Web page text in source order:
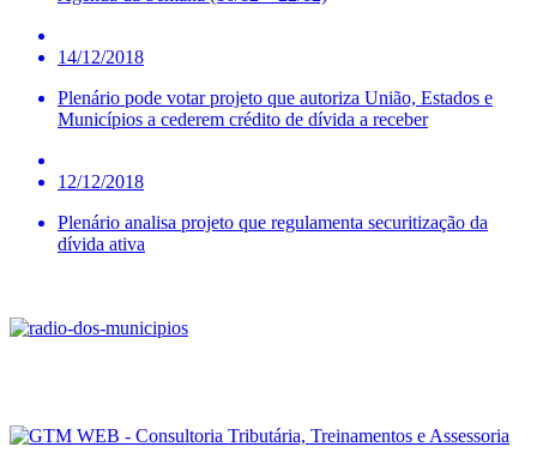
14/12/2018
Plenário pode votar projeto que autoriza União, Estados e
Municípios a cederem crédito de dívida a receber
12/12/2018
Plenário analisa projeto que regulamenta securitização da
dívida ativa